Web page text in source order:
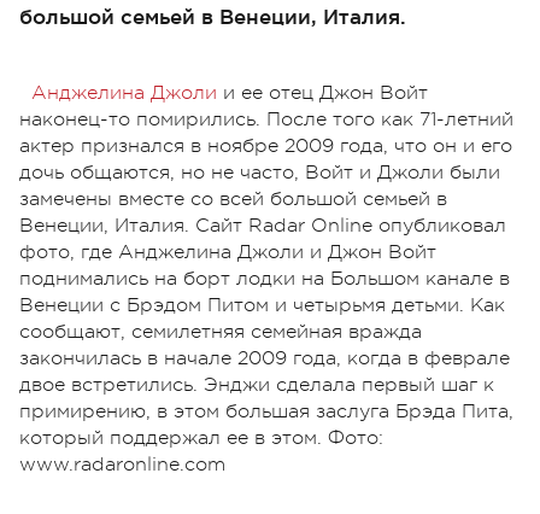
большой семьей в Венеции, Италия.
Анджелина Джоли и ее отец Джон Войт
наконец-то помирились. После того как 71-летний
актер признался в ноябре 2009 года, что он и его
дочь общаются, но не часто, Войт и Джоли были
замечены вместе со всей большой семьей в
Венеции, Италия. Сайт Radar Online опубликовал
фото, где Анджелина Джоли и Джон Войт
поднимались на борт лодки на Большом канале в
Венеции с Брэдом Питом и четырьмя детьми. Как
сообщают, семилетняя семейная вражда
закончилась в начале 2009 года, когда в феврале
двое встретились. Энджи сделала первый шаг к
примирению, в этом большая заслуга Брэда Пита,
который поддержал ее в этом. Фото:
www.radaronline.com